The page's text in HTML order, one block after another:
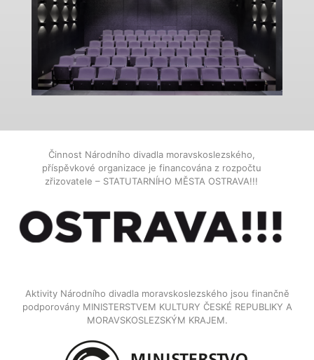
Činnost Národního divadla moravskoslezského,
příspěvkové organizace je financována z rozpočtu
zřizovatele – STATUTARNÍHO MĚSTA OSTRAVA!!!
Aktivity Národního divadla moravskoslezského jsou finančně
podporovány MINISTERSTVEM KULTURY ČESKÉ REPUBLIKY A
MORAVSKOSLEZSKÝM KRAJEM.